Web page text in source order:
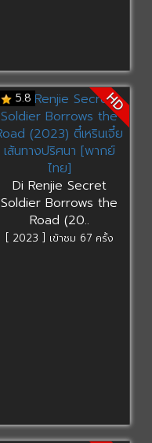
5.8 HD
Di Renjie Secret
Soldier Borrows the
Road (20..
[ 2023 ] เข้าชม 67 ครั้ง